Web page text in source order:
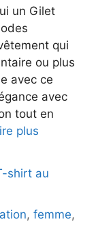
un Gilet
qui
ou plus
avec ce
avec
tout en
plus
shirt au
,femme,